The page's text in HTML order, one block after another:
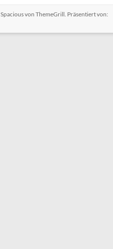
Spaciousvon ThemeGrill. Präsentiert von: